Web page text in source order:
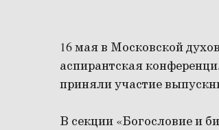
16 мая в Московской
аспирантская
приняли участие
В секции «Богословие и